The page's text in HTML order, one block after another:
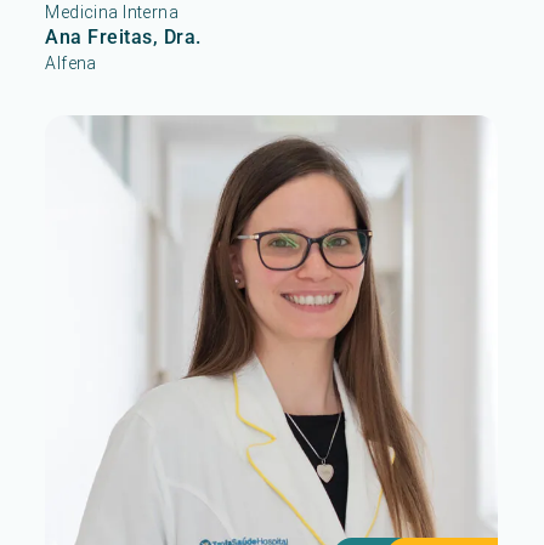
Medicina Interna
Ana Freitas, Dra.
Alfena